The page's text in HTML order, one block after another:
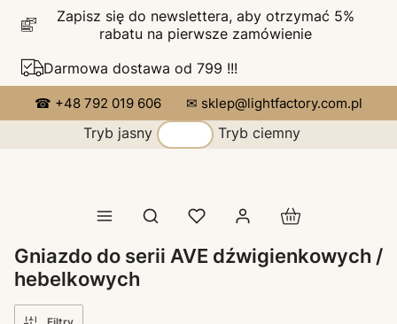
Zapisz się do newslettera, aby otrzymać 5%
rabatu na pierwsze zamówienie
Darmowa dostawa od 799 !!!
☎ +48 792 019 606 ✉ sklep@lightfactory.com.pl
Tryb jasny Tryb ciemny
Otwórz wyszukiwarkę Produkty w
Gniazdo do serii AVE dźwigienkowych /
hebelkowych